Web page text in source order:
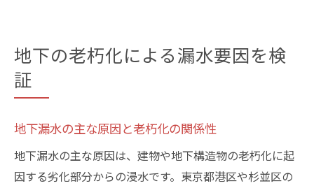
地下の老朽化による漏水要因を検
証
地下漏水の主な原因と老朽化の関係性
地下漏水の主な原因は、建物や地下構造物の老朽化に起
因する劣化部分からの浸水です。東京都港区や杉並区の